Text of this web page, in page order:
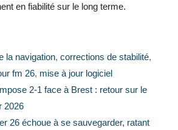
en fiabilité sur le long terme.
la navigation, corrections de stabilité,
fm 26, mise à jour logiciel
2-1 face à Brest : retour sur le
2026
26 échoue à se sauvegarder, ratant